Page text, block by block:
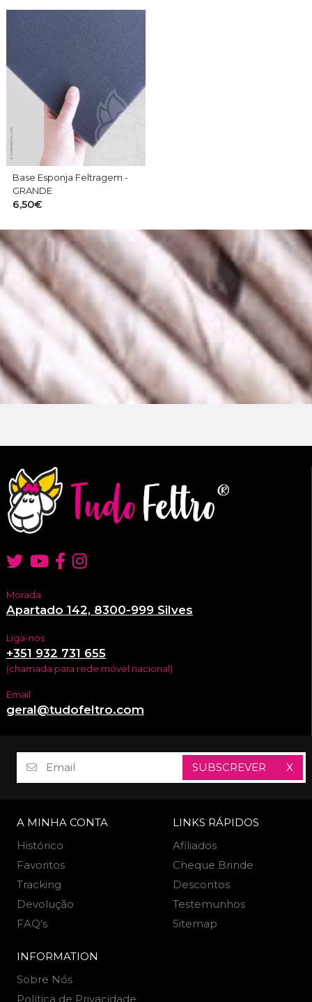
Decorativos- Tapetes, Taças, Jarras, Bases, Mantas,
- Sapatos, Botas, pantufas
- Cabelos de Bonecas, Enchimento
Outros
- Rastas para cabelo
Base Esponja Feltragem -
GRANDE
6,50€
Morada
Apartado 142, 8300-999 Silves
Liga-nos
+351 932 731 655
(chamada para rede móvel nacional)
Email
geral@tudofeltro.com
SUBSCREVER X
A MINHA CONTA
Histórico
Favoritos
Tracking
Devolução
FAQ's
LINKS RÁPIDOS
Afiliados
Cheque Brinde
Descontos
Testemunhos
Sitemap
INFORMATION
Sobre Nós
Política de Privacidade